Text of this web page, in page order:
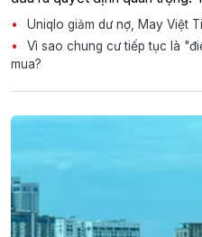
Uniqlo giảm dư nợ, May Việt
Vì sao chung cư tiếp tục là
mua?